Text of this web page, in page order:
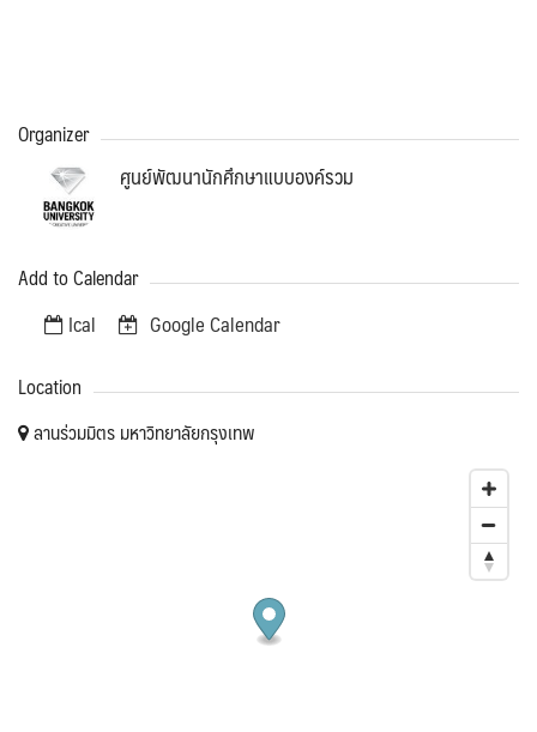
Organizer
ศูนย์พัฒนานักศึกษาแบบองค์รวม
Add to Calendar
Ical Google Calendar
Location
ลานร่วมมิตร มหาวิทยาลัยกรุงเทพ